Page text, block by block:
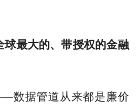
球最大的、带授权的金融
数据管道从来都是廉价